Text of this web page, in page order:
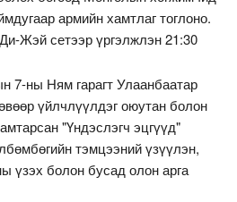
армийн хамтлаг тоглоно.
Жэй сетээр үргэлжлэн 21:30
7-ны Ням гарагт Улаанбаатар
үйлчлүүлдэг оюутан болон
"Үндэслэгч эцгүүд"
тэмцээний үзүүлэн,
үзэх болон бусад олон арга